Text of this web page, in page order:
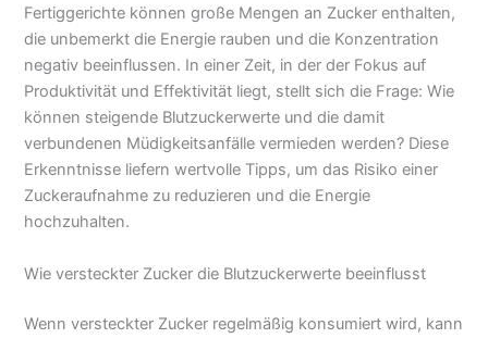
Fertiggerichte können große Mengen an Zucker enthalten,
die unbemerkt die Energie rauben und die Konzentration
negativ beeinflussen. In einer Zeit, in der der Fokus auf
Produktivität und Effektivität liegt, stellt sich die Frage: Wie
können steigende Blutzuckerwerte und die damit
verbundenen Müdigkeitsanfälle vermieden werden? Diese
Erkenntnisse liefern wertvolle Tipps, um das Risiko einer
Zuckeraufnahme zu reduzieren und die Energie
hochzuhalten.
Wie versteckter Zucker die Blutzuckerwerte beeinflusst
Wenn versteckter Zucker regelmäßig konsumiert wird, kann